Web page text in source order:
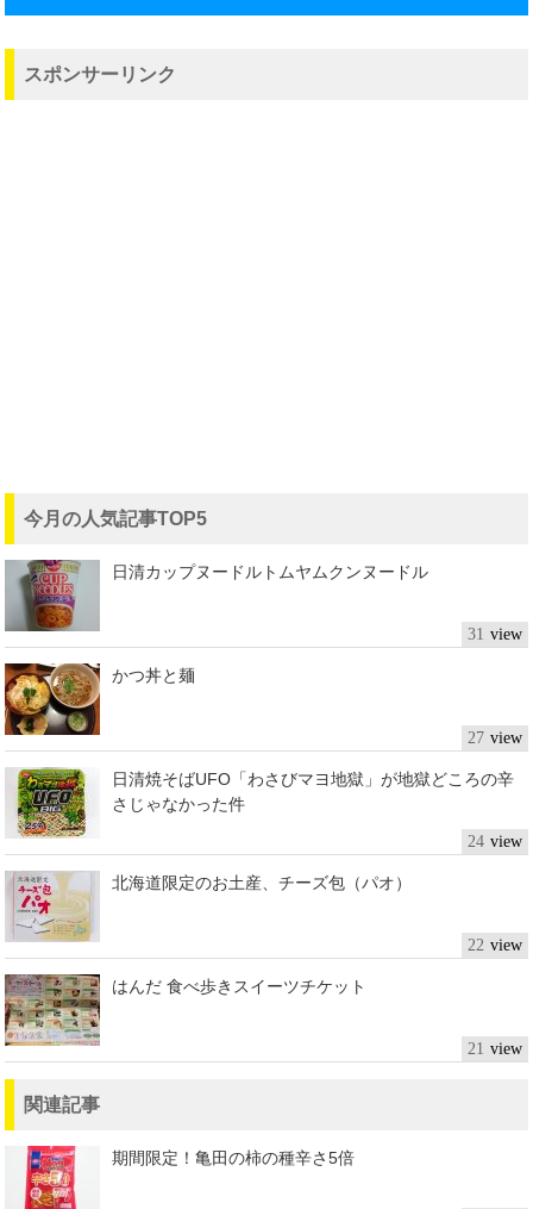
スポンサーリンク
今月の人気記事TOP5
日清カップヌードルトムヤムクンヌードル
31
かつ丼と麺
27
日清焼そばUFO「わさびマヨ地獄」が地獄どころの辛
さじゃなかった件
24
北海道限定のお土産、チーズ包（パオ）
22
はんだ 食べ歩きスイーツチケット
21
関連記事
期間限定！亀田の柿の種辛さ5倍